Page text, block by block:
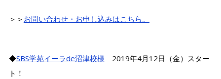
＞＞ お問い合わせ・お申し込みはこちら。
◆SBS学苑イーラde沼津校様 2019年4月12日（金）スター
ト！